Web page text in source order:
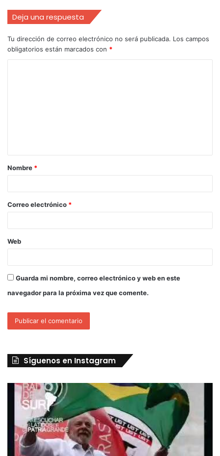
Deja una respuesta
Tu dirección de correo electrónico no será publicada. Los campos
obligatorios están marcados con *
Nombre *
Correo electrónico *
Web
Guarda mi nombre, correo electrónico y web en este
navegador para la próxima vez que comente.
Síguenos en Instagram